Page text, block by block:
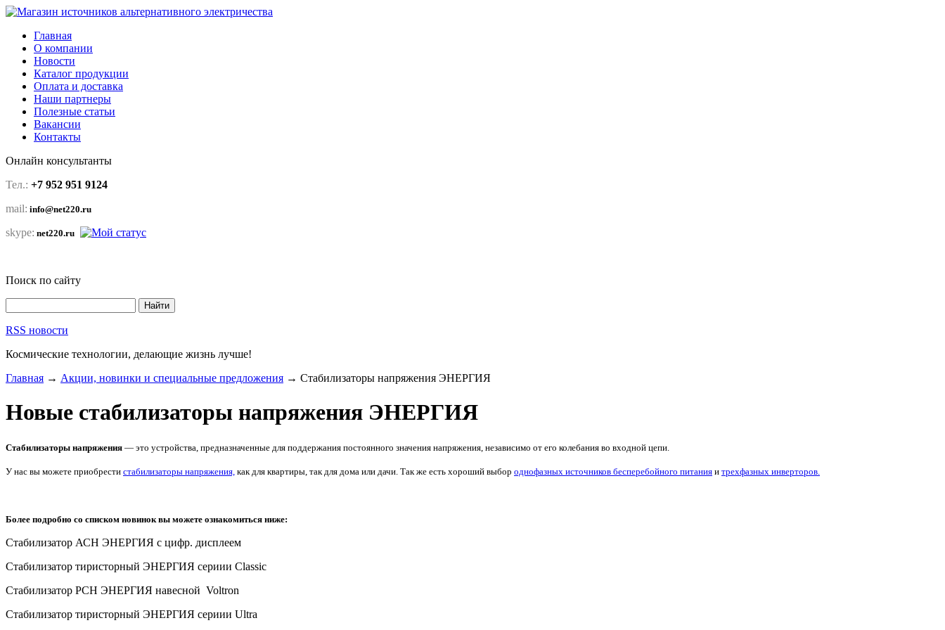
Главная
О компании
Новости
Каталог продукции
Оплата и доставка
Наши партнеры
Полезные статьи
Вакансии
Контакты
Онлайн консультанты
Тел.: +7 952 951 9124
mail: info@net220.ru
skype: net220.ru
Поиск по сайту
RSS новости
Космические технологии, делающие жизнь лучше!
Главная → Акции, новинки и специальные предложения → Стабилизаторы напряжения ЭНЕРГИЯ
Новые стабилизаторы напряжения ЭНЕРГИЯ
Стабилизаторы напряжения — это устройства, предназначенные для поддержания постоянного значения напряжения, независимо от его колебания во входной цепи.
У нас вы можете приобрести стабилизаторы напряжения, как для квартиры, так для дома или дачи. Так же есть хороший выбор однофазных источников бесперебойного питания и трехфазных инверторов.
Более подробно со списком новинок вы можете ознакомиться ниже:
Cтабилизатор АСН ЭНЕРГИЯ с цифр. дисплеем
Cтабилизатор тиристорный ЭНЕРГИЯ сериии Classic
Cтабилизатор РСН ЭНЕРГИЯ навесной Voltron
Cтабилизатор тиристорный ЭНЕРГИЯ сериии Ultra